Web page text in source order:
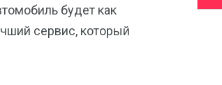
будет как
сервис, который